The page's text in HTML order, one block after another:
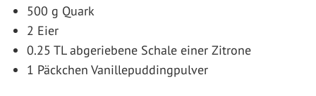
500 g Quark
2 Eier
0.25 TL abgeriebene Schale einer Zitrone
1 Päckchen Vanillepuddingpulver